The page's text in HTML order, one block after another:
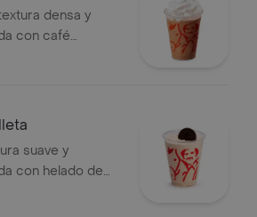
densa y
con café
hielo y
suave y
con helado de
oreo.